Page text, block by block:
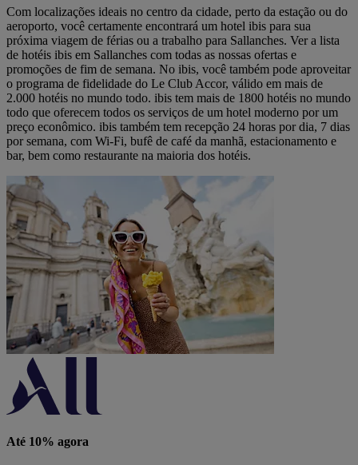
Com localizações ideais no centro da cidade, perto da estação ou do
aeroporto, você certamente encontrará um hotel ibis para sua
próxima viagem de férias ou a trabalho para Sallanches. Ver a lista
de hotéis ibis em Sallanches com todas as nossas ofertas e
promoções de fim de semana. No ibis, você também pode aproveitar
o programa de fidelidade do Le Club Accor, válido em mais de
2.000 hotéis no mundo todo. ibis tem mais de 1800 hotéis no mundo
todo que oferecem todos os serviços de um hotel moderno por um
preço econômico. ibis também tem recepção 24 horas por dia, 7 dias
por semana, com Wi-Fi, bufê de café da manhã, estacionamento e
bar, bem como restaurante na maioria dos hotéis.
Até 10% agora